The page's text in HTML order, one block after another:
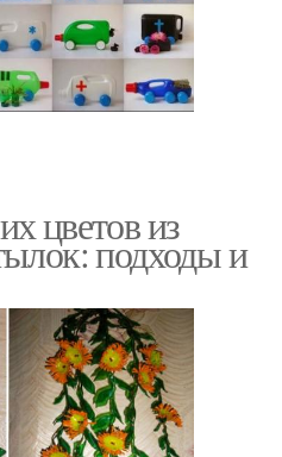
цветов из
подходы и